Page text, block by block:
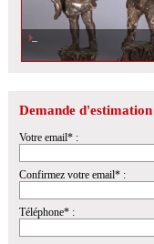
Estimation d\'une suite de
vente aux enchères à Orléans
Demande
Votre email* :
Confirmez votre email* :
Téléphone* :